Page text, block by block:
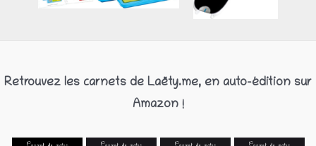
Retrouvez les carnets de Laëty.me, en auto-édition sur
Amazon !